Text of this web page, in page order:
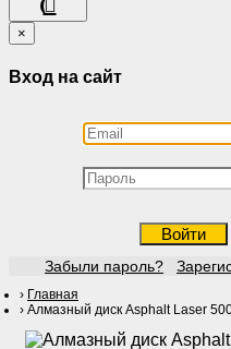
×
Вход на сайт
Войти
Забыли пароль?
Главная
Алмазный диск Asphalt Laser